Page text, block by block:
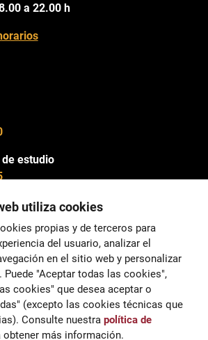
a 22.00 h
estudio
utiliza cookies
propias y de terceros para
del usuario, analizar el
en el sitio web y personalizar
Puede "Aceptar todas las cookies",
cookies" que desea aceptar o
(excepto las cookies técnicas que
Consulte nuestra política de
obtener más información.